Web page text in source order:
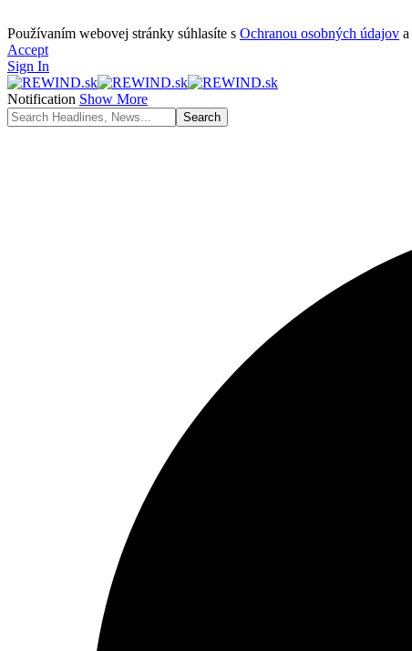
Používaním webovej stránky súhlasíte s Ochranou osobných údajov a
Accept
Sign In
Notification Show More